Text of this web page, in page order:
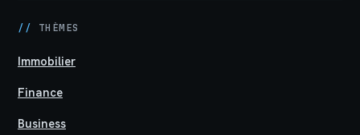
// THÈMES
Immobilier
Finance
Business